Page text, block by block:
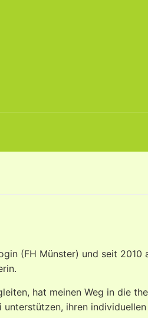
(FH Münster) und seit 2010
hat meinen Weg in die
ihren